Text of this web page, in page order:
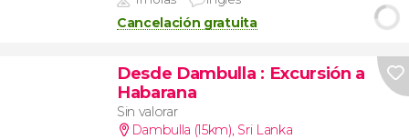
Cancelación gratuita
Desde Dambulla : Excursión a
Habarana
Sin valorar
Dambulla (15km), Sri Lanka